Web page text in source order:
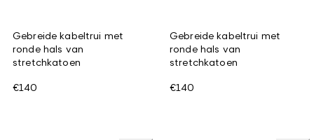
Gebreide kabeltrui met
ronde hals van
stretchkatoen
€140
Gebreide kabeltrui met
ronde hals van
stretchkatoen
€140